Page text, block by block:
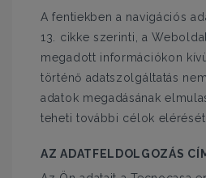
A fentiekben a navigációs
13. cikke szerinti, a
megadott információkon
történő adatszolgáltatás
adatok megadásának
teheti további célok elérését.
AZ ADATFELDOLGOZÁS